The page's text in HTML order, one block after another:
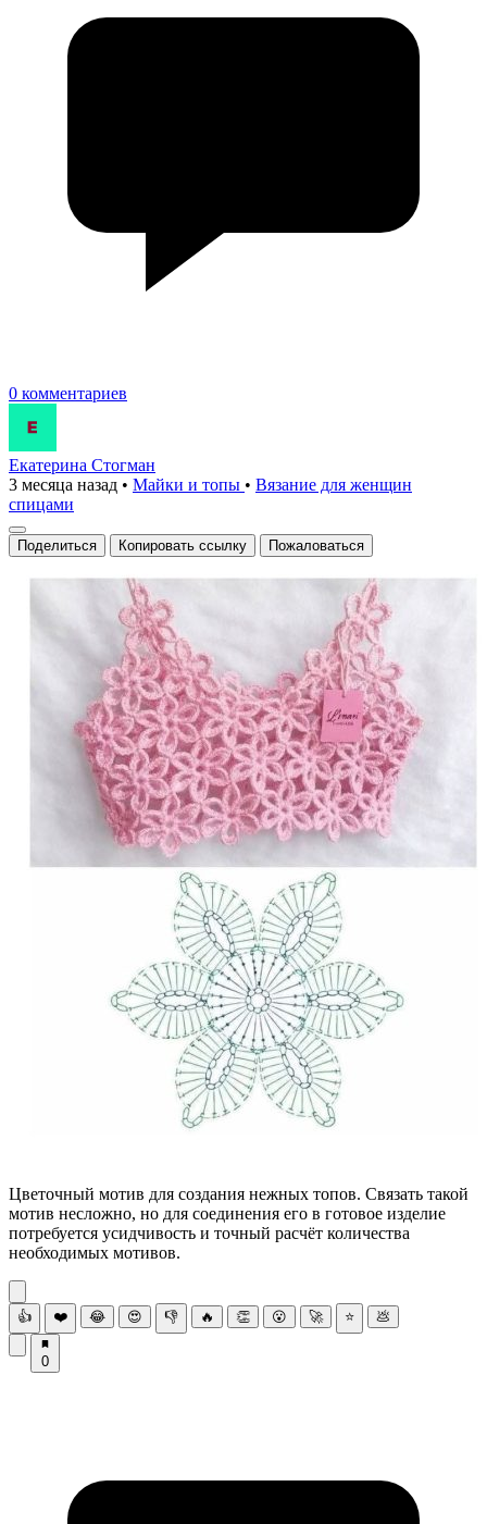
0 комментариев
Екатерина Стогман
3 месяца назад • Майки и топы • Вязание для женщин
спицами
Поделиться Копировать ссылку Пожаловаться
Цветочный мотив для создания нежных топов. Связать такой
мотив несложно, но для соединения его в готовое изделие
потребуется усидчивость и точный расчёт количества
необходимых мотивов.
👍 ❤️ 😂 😍 👎 🔥 👏 😮 🚀 ⭐ 💩
0